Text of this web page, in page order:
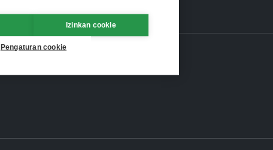
Izinkan cookie
Pengaturan cookie